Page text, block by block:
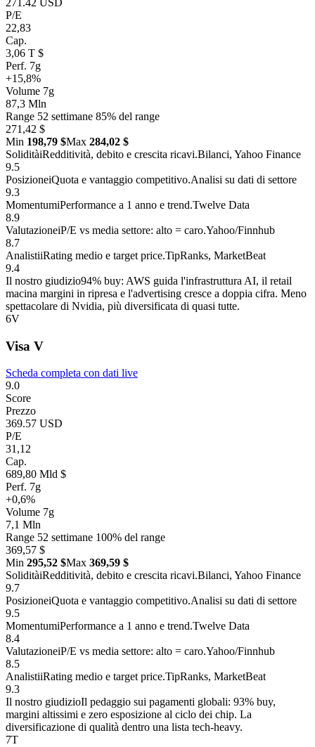
P/E
22,83
Cap.
3,06 T $
Perf. 7g
+15,8%
Volume 7g
87,3 Mln
Range 52 settimane 85% del range
271,42 $
Min 198,79 $Max 284,02 $
SoliditàiRedditività, debito e crescita ricavi.Bilanci, Yahoo Finance
9.5
PosizioneiQuota e vantaggio competitivo.Analisi su dati di settore
9.3
MomentumiPerformance a 1 anno e trend.Twelve Data
8.9
ValutazioneiP/E vs media settore: alto = caro.Yahoo/Finnhub
8.7
AnalistiiRating medio e target price.TipRanks, MarketBeat
9.4
Il nostro giudizio94% buy: AWS guida l'infrastruttura AI, il retail
macina margini in ripresa e l'advertising cresce a doppia cifra. Meno
spettacolare di Nvidia, più diversificata di quasi tutte.
6V
Visa V
Scheda completa con dati live
9.0
Score
Prezzo
369.57 USD
P/E
31,12
Cap.
689,80 Mld $
Perf. 7g
+0,6%
Volume 7g
7,1 Mln
Range 52 settimane 100% del range
369,57 $
Min 295,52 $Max 369,59 $
SoliditàiRedditività, debito e crescita ricavi.Bilanci, Yahoo Finance
9.7
PosizioneiQuota e vantaggio competitivo.Analisi su dati di settore
9.5
MomentumiPerformance a 1 anno e trend.Twelve Data
8.4
ValutazioneiP/E vs media settore: alto = caro.Yahoo/Finnhub
8.5
AnalistiiRating medio e target price.TipRanks, MarketBeat
9.3
Il nostro giudizioIl pedaggio sui pagamenti globali: 93% buy,
margini altissimi e zero esposizione al ciclo dei chip. La
diversificazione di qualità dentro una lista tech-heavy.
7T